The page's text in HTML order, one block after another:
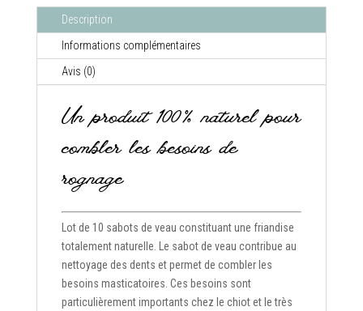
Description
Informations complémentaires
Avis (0)
Un produit 100% naturel pour
combler les besoins de
rognage
Lot de 10 sabots de veau constituant une friandise
totalement naturelle. Le sabot de veau contribue au
nettoyage des dents et permet de combler les
besoins masticatoires. Ces besoins sont
particulièrement importants chez le chiot et le très